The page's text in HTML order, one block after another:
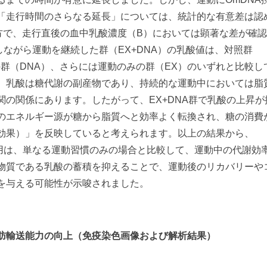
走行時間のさらなる延長」については、統計的な有意差は認
、走行直後の血中乳酸濃度（B）においては顕著な差が確
がら運動を継続した群（EX+DNA）の乳酸値は、対照群
（DNA）、さらには運動のみの群（EX）のいずれと比較し
乳酸は糖代謝の副産物であり、持続的な運動中においては脂
の関係にあります。したがって、EX+DNA群で乳酸の上昇が
エネルギー源が糖から脂質へと効率よく転換され、糖の消費
）」を反映していると考えられます。以上の結果から、
、単なる運動習慣のみの場合と比較して、運動中の代謝効
質である乳酸の蓄積を抑えることで、運動後のリカバリーや
える可能性が示唆されました。
送能力の向上（免疫染色画像および解析結果）